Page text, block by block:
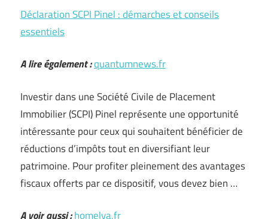
Déclaration SCPI Pinel : démarches et conseils
essentiels
A lire également :quantumnews.fr
Investir dans une Société Civile de Placement
Immobilier (SCPI) Pinel représente une opportunité
intéressante pour ceux qui souhaitent bénéficier de
réductions d’impôts tout en diversifiant leur
patrimoine. Pour profiter pleinement des avantages
fiscaux offerts par ce dispositif, vous devez bien …
A voir aussi :homelya.fr